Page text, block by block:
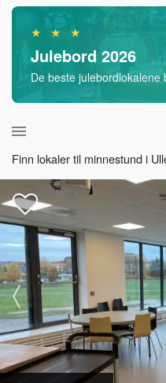
★ ★ ★
Julebord 2026
De beste
Finn lokaler til minnestund i